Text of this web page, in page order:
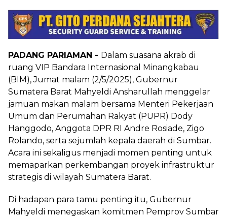
PADANG PARIAMAN - Dalam suasana akrab di
ruang VIP Bandara Internasional Minangkabau
(BIM), Jumat malam (2/5/2025), Gubernur
Sumatera Barat Mahyeldi Ansharullah menggelar
jamuan makan malam bersama Menteri Pekerjaan
Umum dan Perumahan Rakyat (PUPR) Dody
Hanggodo, Anggota DPR RI Andre Rosiade, Zigo
Rolando, serta sejumlah kepala daerah di Sumbar.
Acara ini sekaligus menjadi momen penting untuk
memaparkan perkembangan proyek infrastruktur
strategis di wilayah Sumatera Barat.
Di hadapan para tamu penting itu, Gubernur
Mahyeldi menegaskan komitmen Pemprov Sumbar